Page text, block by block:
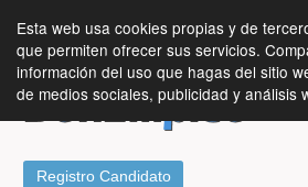
Esta web usa cookies propias y de
que permiten ofrecer sus servicios.
información del uso que hagas del sitio
de medios sociales, publicidad y análisis
Registro Candidato